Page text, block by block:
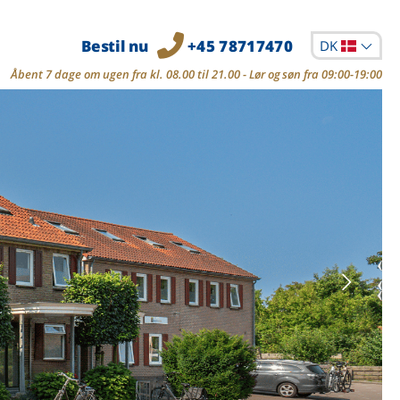
Bestil nu +45 78717470 DK
Åbent 7 dage om ugen fra kl. 08.00 til 21.00 - Lør og søn fra 09:00-19:00